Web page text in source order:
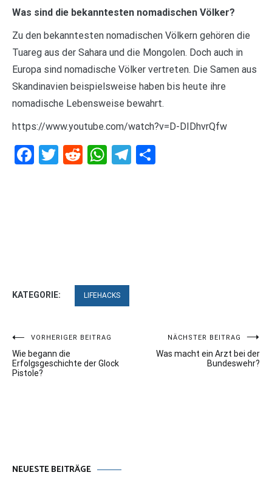
Was sind die bekanntesten nomadischen Völker?
Zu den bekanntesten nomadischen Völkern gehören die
Tuareg aus der Sahara und die Mongolen. Doch auch in
Europa sind nomadische Völker vertreten. Die Samen aus
Skandinavien beispielsweise haben bis heute ihre
nomadische Lebensweise bewahrt.
https://www.youtube.com/watch?v=D-DIDhvrQfw
Facebook
Twitter
RedditWhatsApp
Telegram
KATEGORIE: LIFEHACKS
Beitragsnavigation
VORHERIGER BEITRAG
Wie begann die
Erfolgsgeschichte der Glock
Pistole?
NÄCHSTER BEITRAG
Was macht ein Arzt bei der
Bundeswehr?
NEUESTE BEITRÄGE